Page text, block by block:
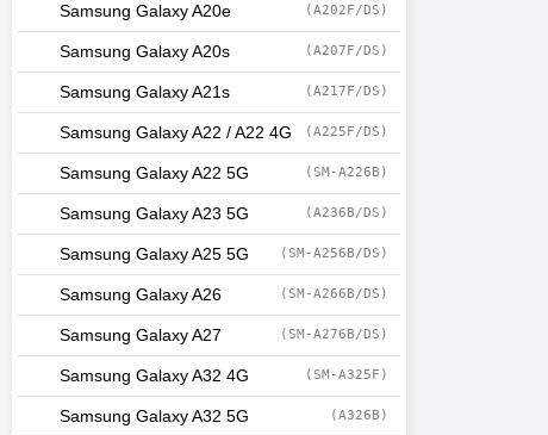
Samsung Galaxy A20e (A202F/DS)
Samsung Galaxy A20s (A207F/DS)
Samsung Galaxy A21s (A217F/DS)
Samsung Galaxy A22 / A22 4G (A225F/DS)
Samsung Galaxy A22 5G (SM-A226B)
Samsung Galaxy A23 5G (A236B/DS)
Samsung Galaxy A25 5G (SM-A256B/DS)
Samsung Galaxy A26 (SM-A266B/DS)
Samsung Galaxy A27 (SM-A276B/DS)
Samsung Galaxy A32 4G (SM-A325F)
Samsung Galaxy A32 5G (A326B)